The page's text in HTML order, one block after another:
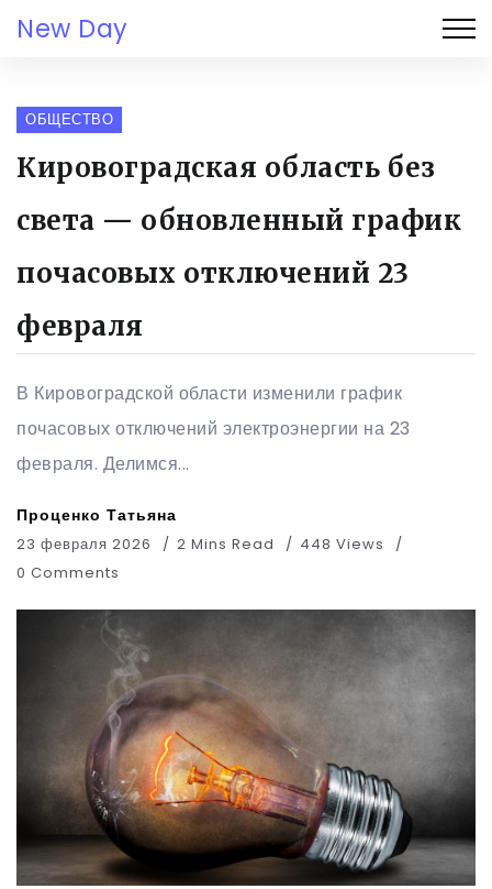
New Day
ОБЩЕСТВО
Кировоградская область без
света — обновленный график
почасовых отключений 23
февраля
В Кировоградской области изменили график
почасовых отключений электроэнергии на 23
февраля. Делимся...
Проценко Татьяна
23 февраля 2026 2 Mins Read
448 Views
0 Comments